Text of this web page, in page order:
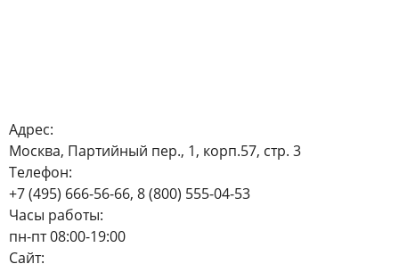
Адрес:
Москва, Партийный пер., 1, корп.57, стр. 3
Телефон:
+7 (495) 666-56-66, 8 (800) 555-04-53
Часы работы:
пн-пт 08:00-19:00
Сайт: